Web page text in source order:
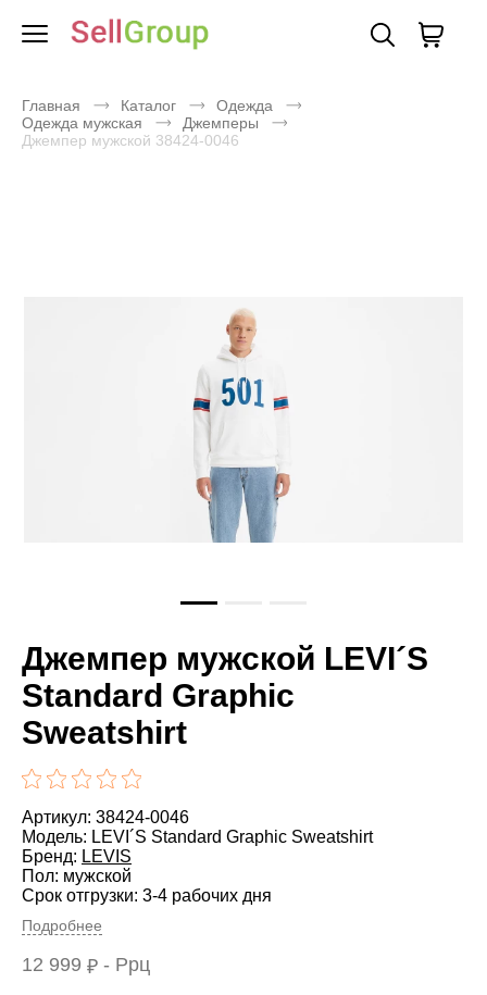
Главная Каталог
Одежда
Одежда мужская
Джемперы
Джемпер мужской 38424-0046
Джемпер мужской LEVI´S
Standard Graphic
Sweatshirt
Артикул: 38424-0046
Модель: LEVI´S Standard Graphic Sweatshirt
Бренд: LEVIS
Пол: мужской
Срок отгрузки: 3-4 рабочих дня
Подробнее
12 999 ₽ - Ррц